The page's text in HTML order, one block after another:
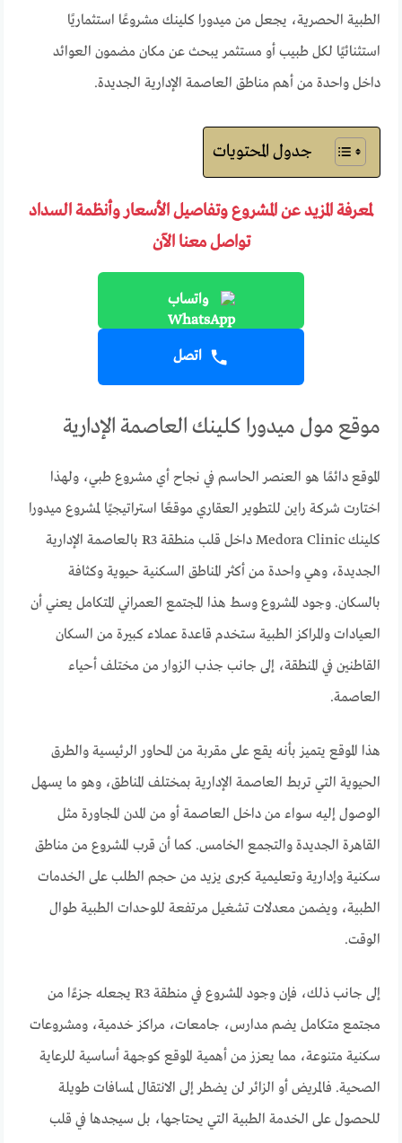
الطبية الحصرية، يجعل من ميدورا كلينك مشروعًا استثماريًا
استثنائيًا لكل طبيب أو مستثمر يبحث عن مكان مضمون العوائد
داخل واحدة من أهم مناطق العاصمة الإدارية الجديدة.
جدول المحتويات
لمعرفة المزيد عن المشروع وتفاصيل الأسعار وأنظمة السداد
تواصل معنا الآن
واتساب
اتصل
موقع مول ميدورا كلينك العاصمة الإدارية
الموقع دائمًا هو العنصر الحاسم في نجاح أي مشروع طبي، ولهذا
اختارت شركة راين للتطوير العقاري موقعًا استراتيجيًا لمشروع ميدورا
كلينك Medora Clinic داخل قلب منطقة R3 بالعاصمة الإدارية
الجديدة، وهي واحدة من أكثر المناطق السكنية حيوية وكثافة
بالسكان. وجود المشروع وسط هذا المجتمع العمراني المتكامل يعني أن
العيادات والمراكز الطبية ستخدم قاعدة عملاء كبيرة من السكان
القاطنين في المنطقة، إلى جانب جذب الزوار من مختلف أحياء
العاصمة.
هذا الموقع يتميز بأنه يقع على مقربة من المحاور الرئيسية والطرق
الحيوية التي تربط العاصمة الإدارية بمختلف المناطق، وهو ما يسهل
الوصول إليه سواء من داخل العاصمة أو من المدن المجاورة مثل
القاهرة الجديدة والتجمع الخامس. كما أن قرب المشروع من مناطق
سكنية وإدارية وتعليمية كبرى يزيد من حجم الطلب على الخدمات
الطبية، ويضمن معدلات تشغيل مرتفعة للوحدات الطبية طوال
الوقت.
إلى جانب ذلك، فإن وجود المشروع في منطقة R3 يجعله جزءًا من
مجتمع متكامل يضم مدارس، جامعات، مراكز خدمية، ومشروعات
سكنية متنوعة، مما يعزز من أهمية الموقع كوجهة أساسية للرعاية
الصحية. فالمريض أو الزائر لن يضطر إلى الانتقال لمسافات طويلة
للحصول على الخدمة الطبية التي يحتاجها، بل سيجدها في قلب